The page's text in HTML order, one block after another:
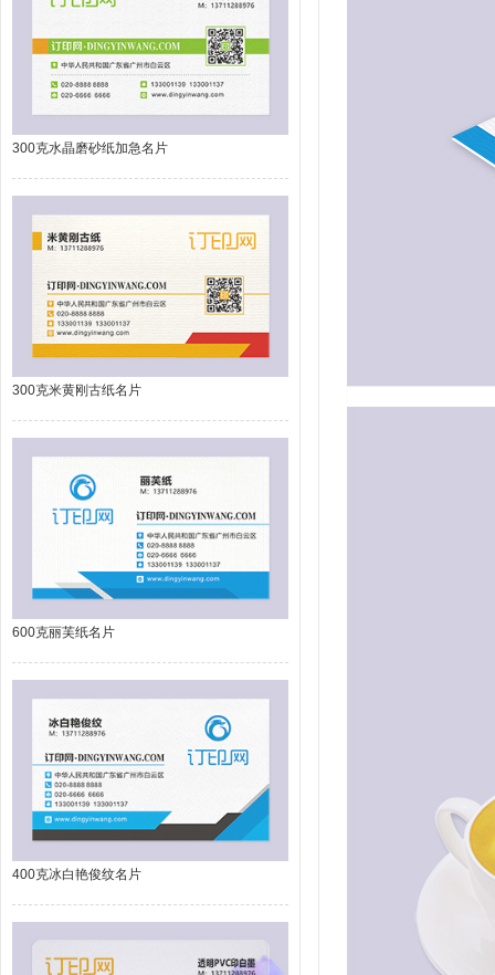
300克水晶磨砂纸加急名片
300克米黄刚古纸名片
600克丽芙纸名片
400克冰白艳俊纹名片